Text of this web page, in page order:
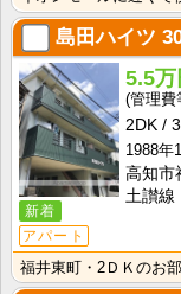
島田ハイツ
新着
アパート
5.5万
2DK
1988年
高知市
土讃線